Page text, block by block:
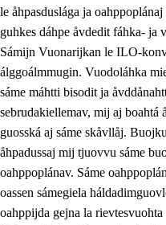
le åhpasduslága ja
guhkes dáhpe åvdedit fáhka- ja
Sámijn Vuonarijkan le ILO-
álggoálmmugin. Vuodoláhka
sáme máhtti bisodit ja
sebrudakiellemav, mij aj boahtá
guosská aj sáme skåvllåj.
åhpadussaj mij tjuovvu sáme
oahppoplánav. Sáme
oassen sámegiela
oahppijda gejna la